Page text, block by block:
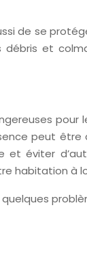
de se
débris et
pour
peut être
et éviter
habitation à